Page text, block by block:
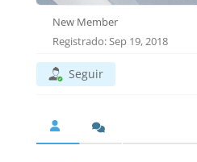
New Member
Registrado: Sep 19, 2018
Seguir